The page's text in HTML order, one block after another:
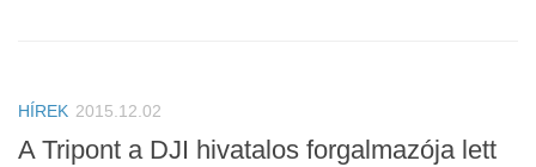
HÍREK 2015.12.02
A Tripont a ‪‎DJI hivatalos forgalmazója lett